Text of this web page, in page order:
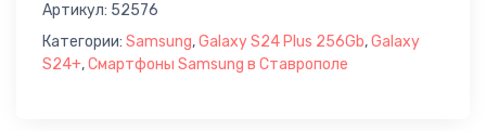
Артикул: 52576
Категории: Samsung,Galaxy S24 Plus 256Gb,Galaxy
S24+,Смартфоны Samsung в Ставрополе